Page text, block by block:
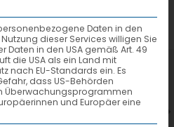
gewählt
Daten in den
Nutzung dieser Services willigen Sie
Daten in den USA gemäß Art. 49
die USA als ein Land mit
nach EU-Standards ein. Es
dass US-Behörden
Überwachungsprogrammen
und Europäer eine